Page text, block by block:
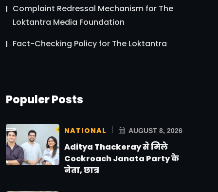
Complaint Redressal Mechanism for The
Loktantra Media Foundation
Fact-Checking Policy for The Loktantra
Populer Posts
NATIONAL AUGUST 8, 2026
Aditya Thackeray से मिले
Cockroach Janata Party के
नेता, छात्र